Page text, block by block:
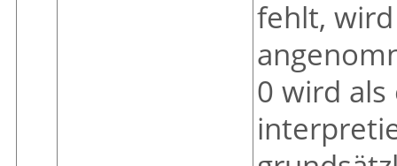
fehlt,
0 wird